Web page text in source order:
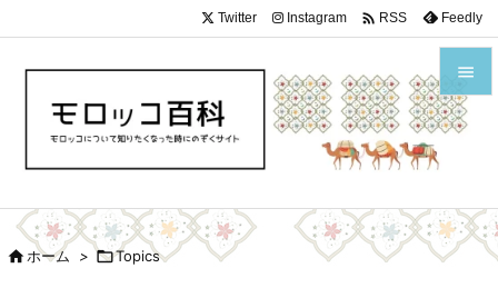



前へ
Twitter Instagram  RSS Feedly
ホーム > Topics